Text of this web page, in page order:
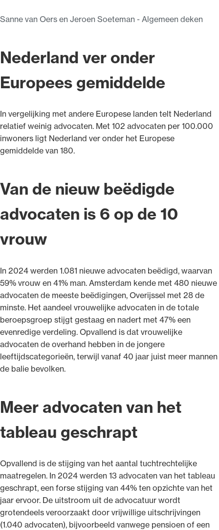
Sanne van Oers en Jeroen Soeteman - Algemeen deken
Nederland ver onder
Europees gemiddelde
In vergelijking met andere Europese landen telt Nederland
relatief weinig advocaten. Met 102 advocaten per 100.000
inwoners ligt Nederland ver onder het Europese
gemiddelde van 180.
Van de nieuw beëdigde
advocaten is 6 op de 10
vrouw
In 2024 werden 1.081 nieuwe advocaten beëdigd, waarvan
59% vrouw en 41% man. Amsterdam kende met 480 nieuwe
advocaten de meeste beëdigingen, Overijssel met 28 de
minste. Het aandeel vrouwelijke advocaten in de totale
beroepsgroep stijgt gestaag en nadert met 47% een
evenredige verdeling. Opvallend is dat vrouwelijke
advocaten de overhand hebben in de jongere
leeftijdscategorieën, terwijl vanaf 40 jaar juist meer mannen
de balie bevolken.
Meer advocaten van het
tableau geschrapt
Opvallend is de stijging van het aantal tuchtrechtelijke
maatregelen. In 2024 werden 13 advocaten van het tableau
geschrapt, een forse stijging van 44% ten opzichte van het
jaar ervoor. De uitstroom uit de advocatuur wordt
grotendeels veroorzaakt door vrijwillige uitschrijvingen
(1.040 advocaten), bijvoorbeeld vanwege pensioen of een